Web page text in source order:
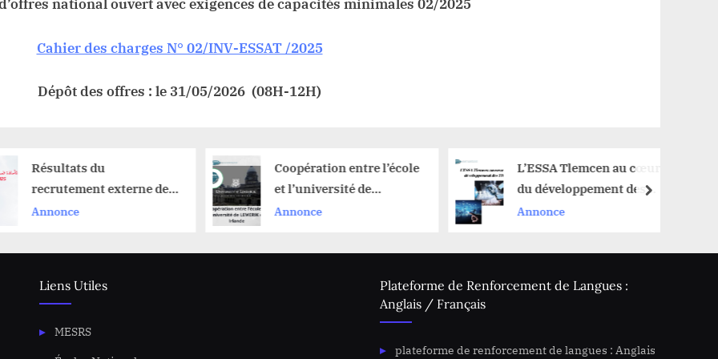
national ouvert avec exigences de capacités minimales 02/2025
Cahier des charges N° 02/INV-ESSAT /2025
Dépôt des offres : le 31/05/2026 (08H-12H)
Résultats du
recrutement externe de
maîtres de conférences
Annonce
Coopération entre l’école
et l’université de
LEMERIK en Irlande
Annonce
L’ESSA Tlemcen au cœur
du développement des
TIC
Annonce
next
Liens Utiles
MESRS
Plateforme de Renforcement de Langues :
Anglais / Français
plateforme de renforcement de langues : Anglais